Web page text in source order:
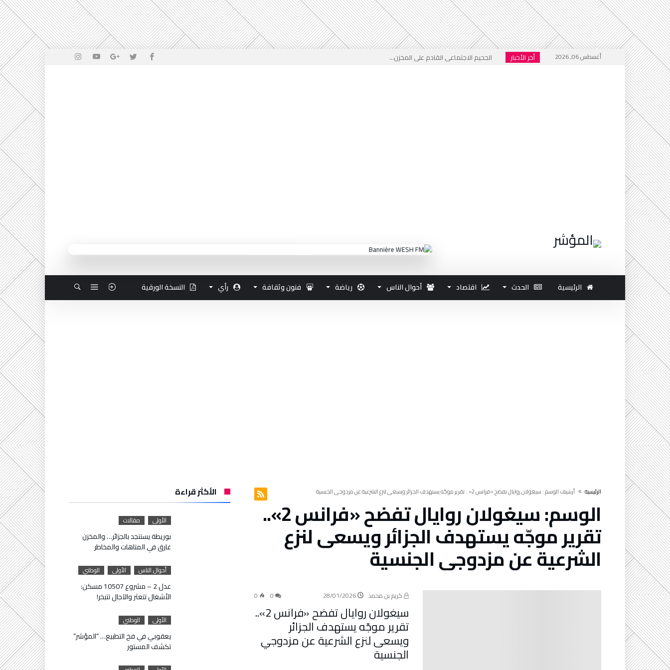
أغسطس 06, 2026 أخر الأخبار
الجحيم الاجتماعي القادم على المخزن...
الرئيسية الحدث اقتصاد أحوال الناس رياضة فنون وثقافة رأي النسخة الورقية
‫الرئيسية‬ ‫أرشيف الوسم :‬ سيغولان روايال تفضح «فرانس 2».. تقرير موجّه يستهدف الجزائر ويسعى لنزع الشرعية عن مزدوجي الجنسية
الوسم: سيغولان روايال تفضح «فرانس 2»..
تقرير موجّه يستهدف الجزائر ويسعى لنزع
الشرعية عن مزدوجي الجنسية
كريم بن محمد 28/01/2026
0
سيغولان روايال تفضح «فرانس 2»..
تقرير موجّه يستهدف الجزائر
ويسعى لنزع الشرعية عن مزدوجي
الجنسية
الأكثر قراءة
الأولى مقالات
بوريطة يستنجد بالجزائر… والمخزن
غارق في المتاهات والمخاطر
أحوال الناس الأولى الوطني
عدل 2 – مشروع 10507 مسكن:
الأشغال تتعثر والآجال تتبخر!
الأولى الوطني
يعقوبي في فخ التطبيع… “المؤشر”
تكشف المستور